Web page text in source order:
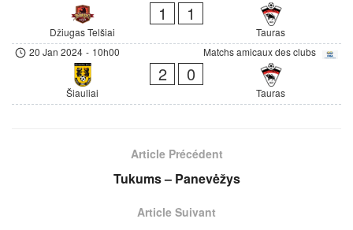
Džiugas Telšiai
1 1
Tauras
Matchs amicaux des clubs
20 Jan 2024 - 10h00
Šiauliai
2 0
Tauras
Article Précédent
Tukums – Panevėžys
Article Suivant